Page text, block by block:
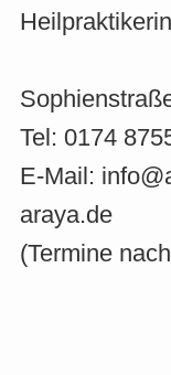
Heilpraktikerin
Tel: 0174
E-Mail:
araya.de
(Termine